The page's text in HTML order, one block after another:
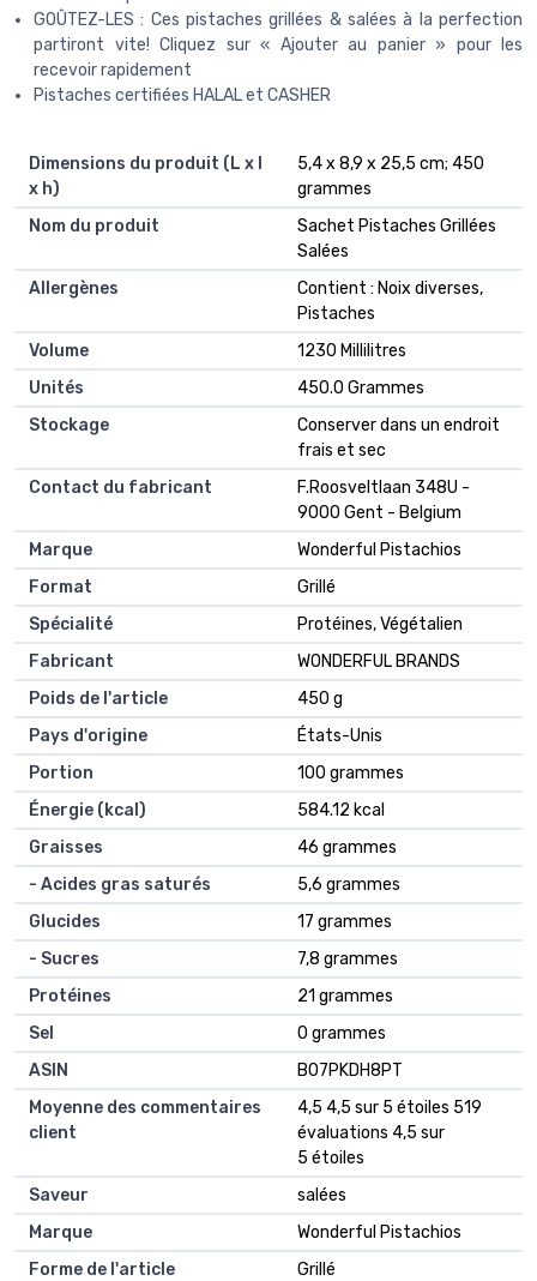
GOÛTEZ-LES : Ces pistaches grillées & salées à la perfection
partiront vite! Cliquez sur « Ajouter au panier » pour les
recevoir rapidement
Pistaches certifiées HALAL et CASHER
Dimensions du produit (L x l
x h)
‎5,4 x 8,9 x 25,5 cm; 450
grammes
Nom du produit
‎Sachet Pistaches Grillées
Salées
Allergènes
‎Contient : Noix diverses,
Pistaches
Volume
‎1230 Millilitres
Unités
‎450.0 Grammes
Stockage
‎Conserver dans un endroit
frais et sec
Contact du fabricant
‎F.Roosveltlaan 348U -
9000 Gent - Belgium
Marque
‎Wonderful Pistachios
Format
‎Grillé
Spécialité
‎Protéines, Végétalien
Fabricant
‎WONDERFUL BRANDS
Poids de l'article
‎450 g
Pays d'origine
‎États-Unis
Portion
‎100 grammes
Énergie (kcal)
‎584.12 kcal
Graisses
‎46 grammes
- Acides gras saturés
‎5,6 grammes
Glucides
‎17 grammes
- Sucres
‎7,8 grammes
Protéines
‎21 grammes
Sel
‎0 grammes
ASIN
B07PKDH8PT
Moyenne des commentaires
client
4,5 4,5 sur 5 étoiles 519
évaluations 4,5 sur
5 étoiles
Saveur
salées
Marque
Wonderful Pistachios
Forme de l'article
Grillé